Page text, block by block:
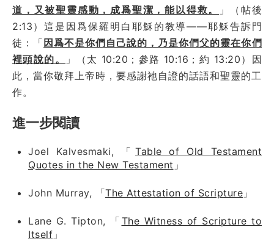
道，又被聖靈感動，成爲聖潔，能以得救。
」（帖後
2:13）這是因爲保羅明白耶穌的教導——耶穌告訴門
徒：「因爲不是你們自己說的，乃是你們父的靈在你們
裡頭說的。
」（太 10:20；參路 10:16；約 13:20）因
此，當你敬拜上帝時，要感謝祂自證的話語和聖靈的工
作。
進一步閱讀
Joel Kalvesmaki, 「 Table of Old Testament
Quotes in the New Testament 」
John Murray, 「The Attestation of Scripture 」
Lane G. Tipton, 「 The Witness of Scripture to
Itself 」